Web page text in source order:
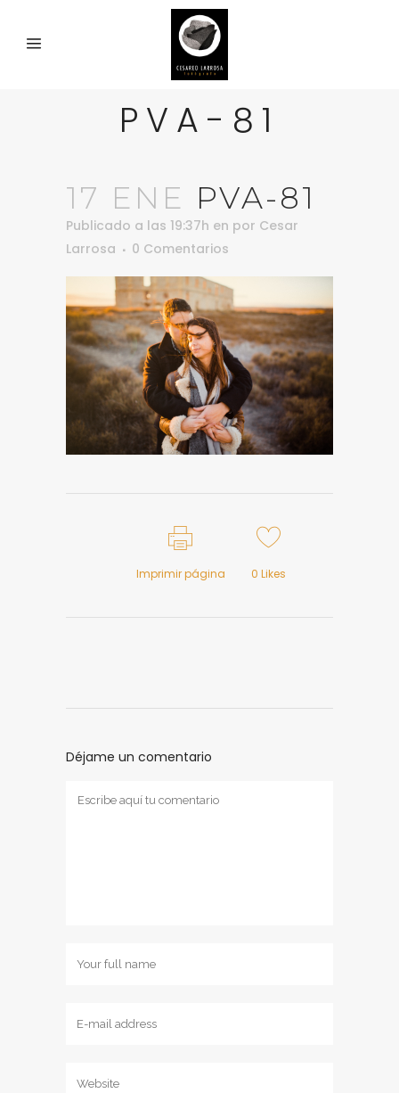
PVA-81
17 ENE PVA-81
Publicado a las 19:37h en por Cesar
Larrosa
0 Comentarios
Imprimir página 0 Likes
Déjame un comentario